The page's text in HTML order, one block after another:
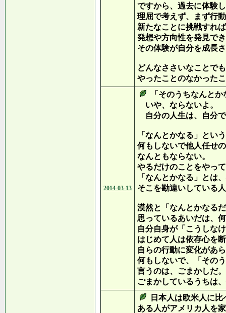
ですから、過去に体験
理屈で考えず、まず行
新たなことに挑戦すれ
発想や方向性を発見で
その体験が自分を成長
どんなささいなことで
やったことのなかった
2014-03-13
「そのうちなんとか
いや、ならないよ。
自分の人生は、自分
「なんとかなる」とい
何もしないで他人任せ
なんともならない。
やるだけのことをやっ
「なんとかなる」とは
そこを勘違いしている
漠然と「なんとかなる
思っているあいだは、
自分自身が「こうしな
はじめて人は依存心を
自らの行動に変化があ
何もしないで、「その
言うのは、ごまかしだ。
ごまかしているうちは
日本人は欧米人に
ある人がアメリカ人を